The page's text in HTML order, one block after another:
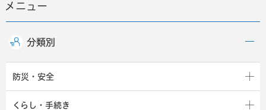
メニュー
分類別
防災・安全
くらし・手続き